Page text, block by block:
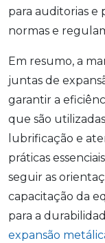
para auditorias e
normas e
Em resumo, a
juntas de
garantir a
que são
lubrificação e
práticas
seguir as
capacitação da
para a
expansão